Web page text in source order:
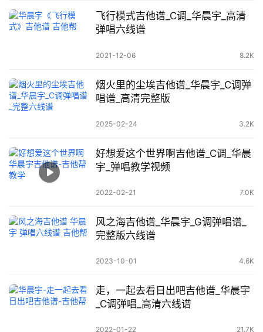
飞行模式吉他谱_C调_华晨宇_高清
弹唱六线谱
2021-12-06 8.2K
烟火里的尘埃吉他谱_华晨宇_C调弹
唱谱_高清完整版
2025-02-24 3.2K
好想爱这个世界啊吉他谱_C调_华晨
宇_弹唱教学视频
2022-02-21 7.0K
风之海吉他谱_华晨宇_G调弹唱谱_
完整版六线谱
2023-10-01 4.6K
走，一起去看日出吧吉他谱_华晨宇
_C调弹唱_高清六线谱
2022-01-22 21.7K